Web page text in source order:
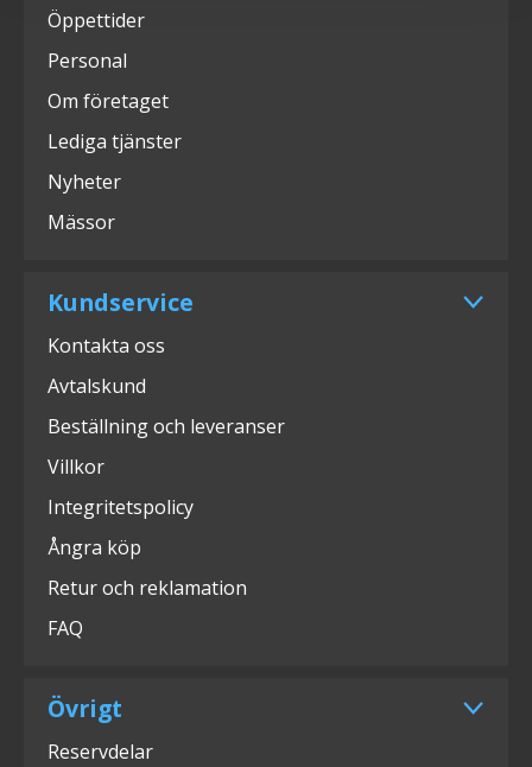
Öppettider
Personal
Om företaget
Lediga tjänster
Nyheter
Mässor
Kundservice
Kontakta oss
Avtalskund
Beställning och leveranser
Villkor
Integritetspolicy
Ångra köp
Retur och reklamation
FAQ
Övrigt
Reservdelar